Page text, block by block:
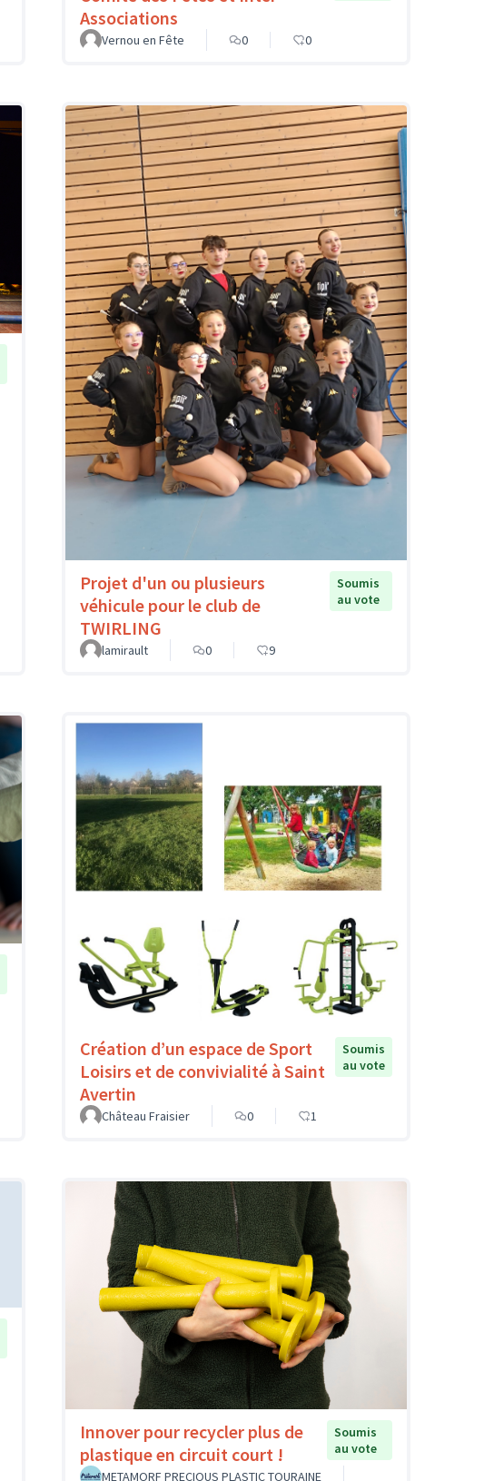
Associations
Vernou en Fête 0 0
Projet d'un ou plusieurs
véhicule pour le club de
TWIRLING
Soumis
au vote
lamirault 0 9
Création d’un espace de Sport
Loisirs et de convivialité à Saint
Avertin
Soumis
au vote
Château Fraisier 0 1
Innover pour recycler plus de
plastique en circuit court !
Soumis
au vote
METAMORF PRECIOUS PLASTIC TOURAINE